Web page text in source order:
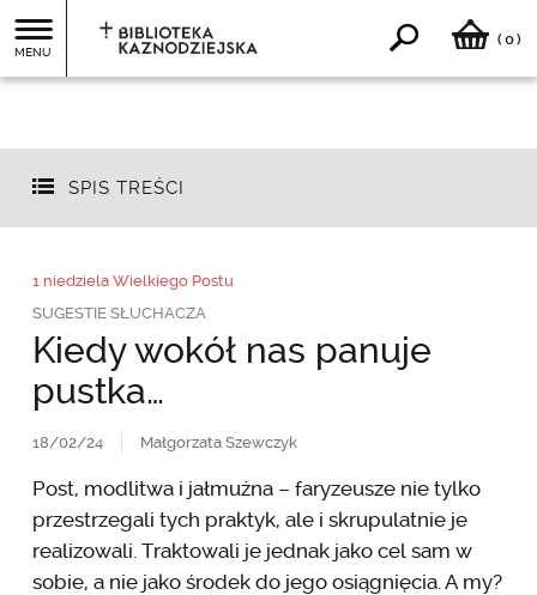
MENU
( 0)
SPIS TREŚCI
1 niedziela Wielkiego Postu
SUGESTIE SŁUCHACZA
Kiedy wokół nas panuje
pustka…
18/02/24 Małgorzata Szewczyk
Post, modlitwa i jałmużna – faryzeusze nie tylko
przestrzegali tych praktyk, ale i skrupulatnie je
realizowali. Traktowali je jednak jako cel sam w
sobie, a nie jako środek do jego osiągnięcia. A my?